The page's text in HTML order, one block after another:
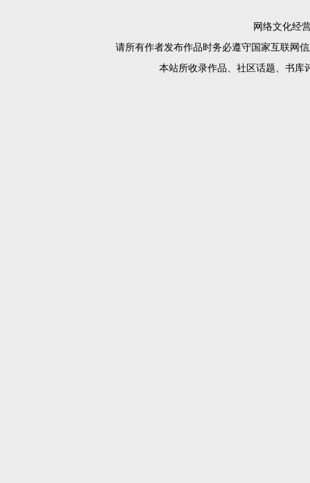
网络文化经
请所有作者发布作品时务必遵守国家互联网
本站所收录作品、社区话题、书库